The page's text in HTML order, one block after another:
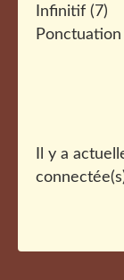
Infinitif (7)
Ponctuation
Il y a